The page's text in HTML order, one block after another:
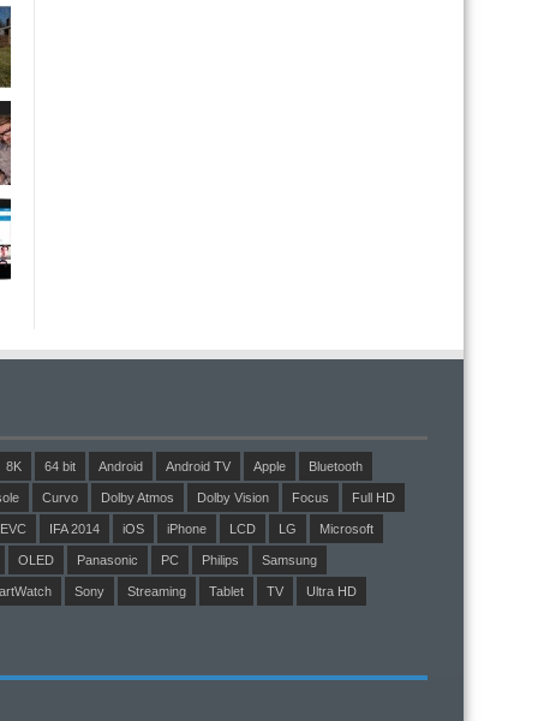
8K 64 bit Android Android TV Apple Bluetooth
Curvo Dolby Atmos Dolby Vision Focus Full HD
IFA 2014 iOS iPhone LCD LG Microsoft
OLED Panasonic PC Philips Samsung
Sony Streaming Tablet TV Ultra HD